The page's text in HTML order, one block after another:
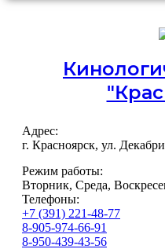
Адрес:
г. Красноярск, ул.
Режим работы:
Вторник, Среда,
Телефоны:
+7 (391) 221-48-77
8-905-974-66-91
8-950-439-43-56